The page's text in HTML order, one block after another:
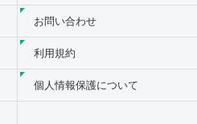
お問い合わせ
利用規約
個人情報保護について